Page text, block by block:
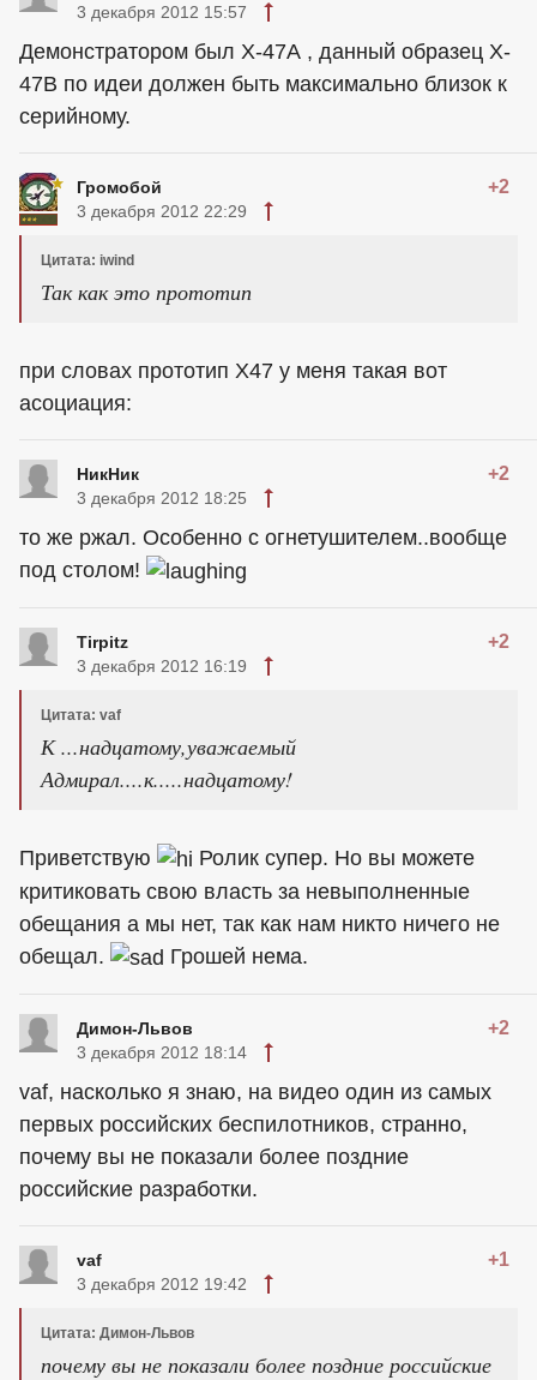
3 декабря 2012 15:57
Демонстратором был X-47А , данный образец X-
47В по идеи должен быть максимально близок к
серийному.
Громобой +2
3 декабря 2012 22:29
Цитата: iwind
Так как это прототип
при словах прототип Х47 у меня такая вот
асоциация:
НикНик +2
3 декабря 2012 18:25
то же ржал. Особенно с огнетушителем..вообще
под столом!
Tirpitz +2
3 декабря 2012 16:19
Цитата: vaf
К ...надцатому,уважаемый
Адмирал....к.....надцатому!
Приветствую
Ролик супер. Но вы можете
критиковать свою власть за невыполненные
обещания а мы нет, так как нам никто ничего не
обещал.
Грошей нема.
Димон-Львов +2
3 декабря 2012 18:14
vaf, насколько я знаю, на видео один из самых
первых российских беспилотников, странно,
почему вы не показали более поздние
российские разработки.
vaf +1
3 декабря 2012 19:42
Цитата: Димон-Львов
почему вы не показали более поздние российские